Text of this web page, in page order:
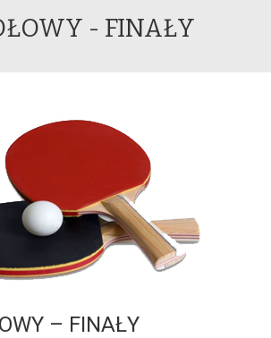
- FINAŁY
– FINAŁY